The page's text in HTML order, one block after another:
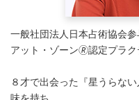
一般社団法人日本占術協会
アット・ゾーン🄬認定プラ
８才で出会った『星うらな